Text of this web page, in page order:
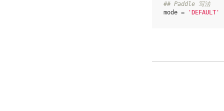
## Paddle 写法
mode = 'DEFAULT'